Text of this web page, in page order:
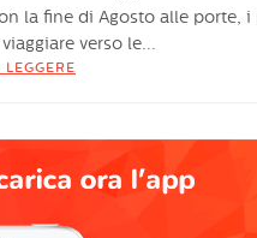
la fine di Agosto alle porte, i
verso le...